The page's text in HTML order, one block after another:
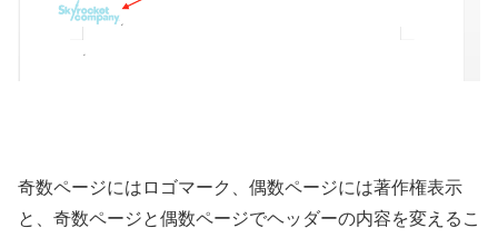
奇数ページにはロゴマーク、偶数ページには著作権表示
と、奇数ページと偶数ページでヘッダーの内容を変えるこ